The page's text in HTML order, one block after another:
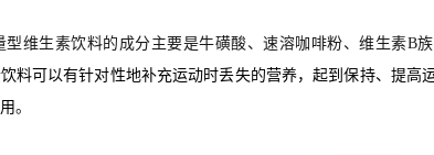
型维生素饮料的成分主要是牛磺酸、速溶咖啡粉、维生素B
料可以有针对性地补充运动时丢失的营养，起到保持、提高
。